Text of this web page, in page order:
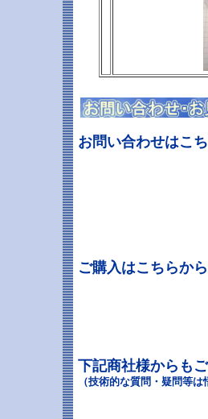
お問い合わせはこ
ご購入はこちらから
下記商社様からも
（技術的な質問・疑問等